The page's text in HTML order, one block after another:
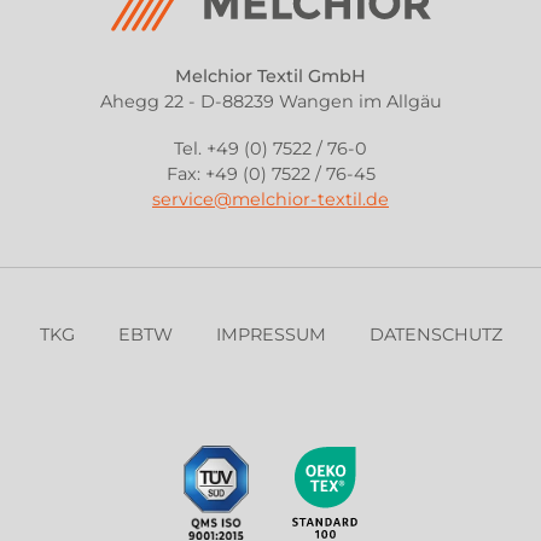
Melchior Textil GmbH
Ahegg 22 - D-88239 Wangen im Allgäu
Tel. +49 (0) 7522 / 76-0
Fax: +49 (0) 7522 / 76-45
service@melchior-textil.de
TKG EBTW IMPRESSUM DATENSCHUTZ